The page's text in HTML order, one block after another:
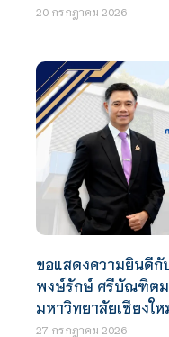
20 กรกฎาคม 2026
ขอแสดงความยินดีกั
พงษ์รักษ์ ศรีบัณฑิตม
มหาวิทยาลัยเชียงให
27 กรกฎาคม 2026